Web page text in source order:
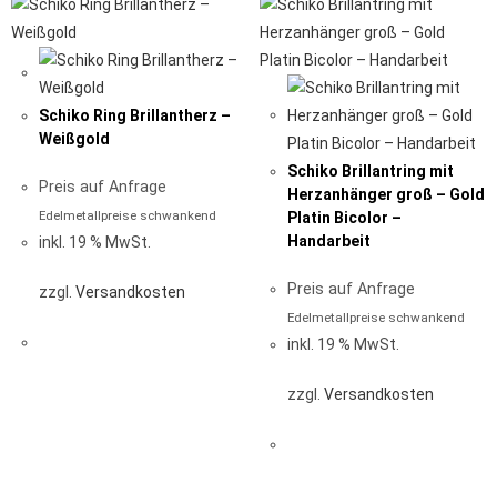
Schiko Ring Brillantherz –
Weißgold
Preis auf Anfrage
Edelmetallpreise schwankend
inkl. 19 % MwSt.
zzgl. Versandkosten
Schiko Brillantring mit
Herzanhänger groß – Gold
Platin Bicolor –
Handarbeit
Preis auf Anfrage
Edelmetallpreise schwankend
inkl. 19 % MwSt.
zzgl. Versandkosten